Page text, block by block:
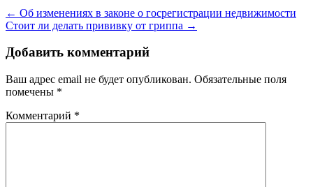
← Об изменениях в законе о госрегистрации недвижимости
Стоит ли делать прививку от гриппа →
Добавить комментарий
Ваш адрес email не будет опубликован. Обязательные поля
помечены *
Комментарий *